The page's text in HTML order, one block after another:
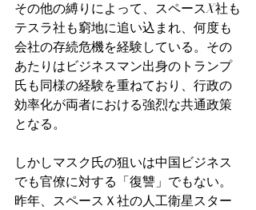
その他の縛りによって、スペースX社も
テスラ社も窮地に追い込まれ、何度も
会社の存続危機を経験している。その
あたりはビジネスマン出身のトランプ
氏も同様の経験を重ねており、行政の
効率化が両者における強烈な共通政策
となる。
しかしマスク氏の狙いは中国ビジネス
でも官僚に対する「復讐」でもない。
昨年、スペースＸ社の人工衛星スター